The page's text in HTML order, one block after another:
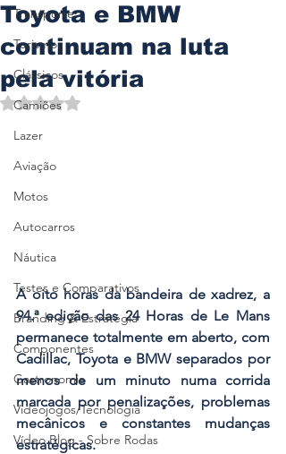
Transporte
Turismo
Clássicos
Camiões
Lazer
Aviação
Motos
Autocarros
Náutica
Testes e Comparativos
Branding & Estratégia
Componentes
Gastronomia
Videojogos/Tecnologia
Vídeo Blog - Sobre Rodas
Toyota e BMW
continuam na luta
pela vitória
Avaliado com NaN de 5 estrelas.
A oito horas da bandeira de xadrez, a
94.ª edição das 24 Horas de Le Mans
permanece totalmente em aberto, com
Cadillac, Toyota e BMW separados por
menos de um minuto numa corrida
marcada por penalizações, problemas
mecânicos e constantes mudanças
estratégicas.